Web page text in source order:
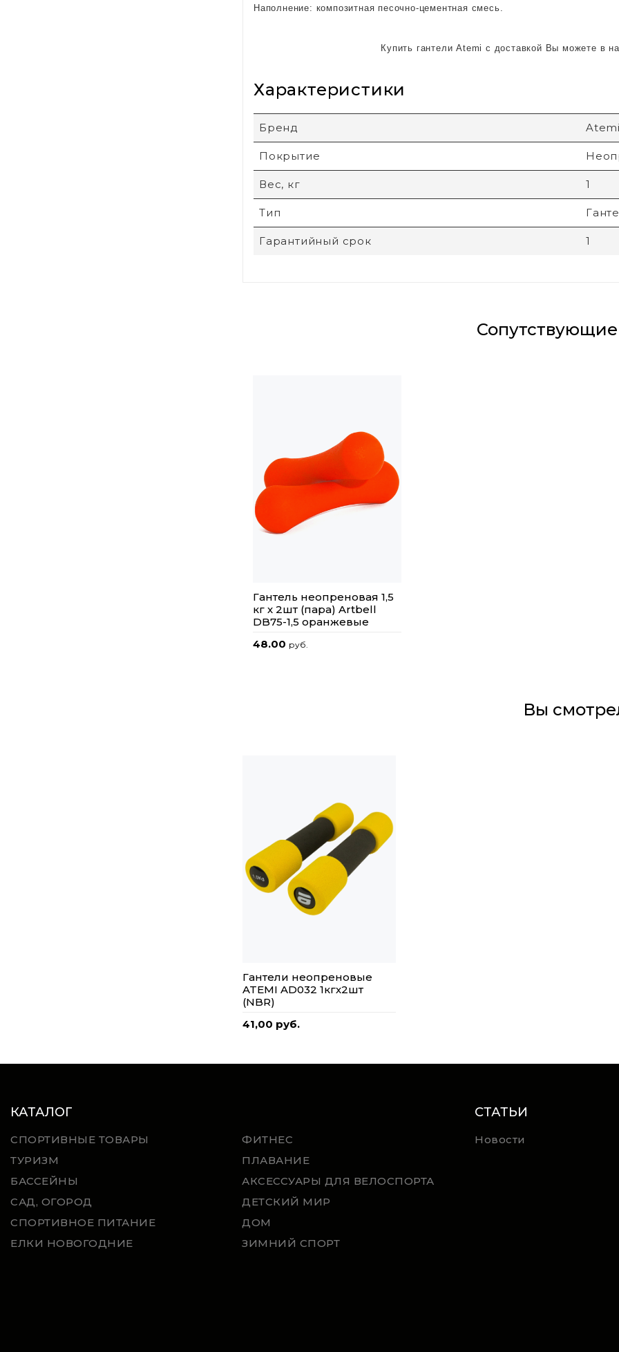
Наполнение: композитная песочно-цементная смесь.
Купить гантели Atemi с доставкой Вы можете в
Характеристики
Бренд
Покрытие
Вес, кг 1
Тип
Гарантийный срок 1
Гантель неопреновая 1,5
кг х 2шт (пара) Artbell
DB75-1,5 оранжевые
48.00 руб.
Вы
Гантели неопреновые
ATEMI AD032 1кгх2шт
(NBR)
41,00 руб.
КАТАЛОГ
СПОРТИВНЫЕ ТОВАРЫ
ФИТНЕС
ТУРИЗМ
ПЛАВАНИЕ
БАССЕЙНЫ
АКСЕССУАРЫ ДЛЯ ВЕЛОСПОРТА
САД, ОГОРОД
ДЕТСКИЙ МИР
СПОРТИВНОЕ ПИТАНИЕ
ДОМ
ЕЛКИ НОВОГОДНИЕ
ЗИМНИЙ СПОРТ
СТАТЬИ
Новости